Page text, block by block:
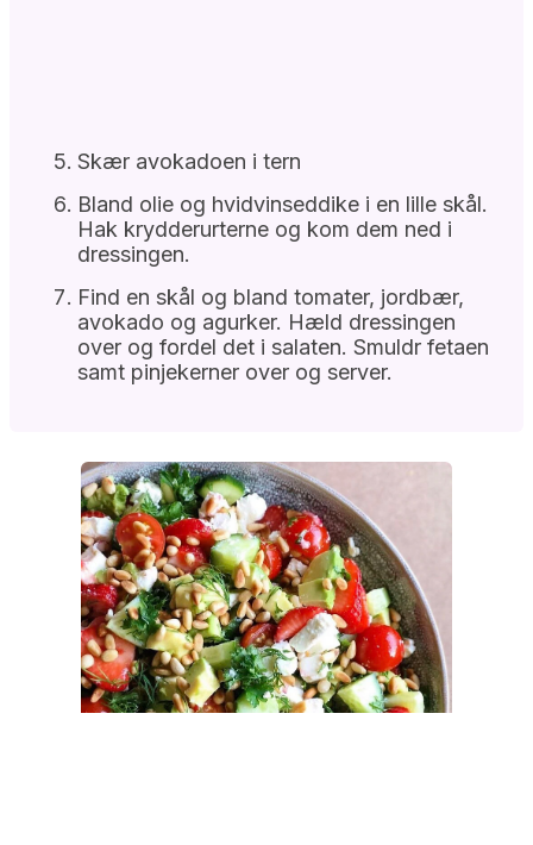
Skær avokadoen i tern
Bland olie og hvidvinseddike i en lille skål.
Hak krydderurterne og kom dem ned i
dressingen.
Find en skål og bland tomater, jordbær,
avokado og agurker. Hæld dressingen
over og fordel det i salaten. Smuldr fetaen
samt pinjekerner over og server.